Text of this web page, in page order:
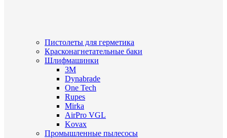
Пистолеты для герметика
Красконагнетательные баки
Шлифмашинки
3M
Dynabrade
One Tech
Rupes
Mirka
AirPro VGL
Kovax
Промышленные пылесосы